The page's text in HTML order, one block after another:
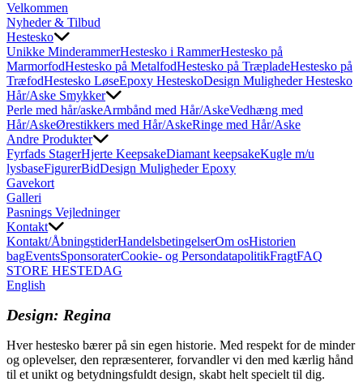
Velkommen
Nyheder & Tilbud
Hestesko
Unikke MinderammerHestesko i RammerHestesko på
MarmorfodHestesko på MetalfodHestesko på TræpladeHestesko på
TræfodHestesko LøseEpoxy HesteskoDesign Muligheder Hestesko
Hår/Aske Smykker
Perle med hår/askeArmbånd med Hår/AskeVedhæng med
Hår/AskeØrestikkers med Hår/AskeRinge med Hår/Aske
Andre Produkter
Fyrfads StagerHjerte KeepsakeDiamant keepsakeKugle m/u
lysbaseFigurerBidDesign Muligheder Epoxy
Gavekort
Galleri
Pasnings Vejledninger
Kontakt
Kontakt/ÅbningstiderHandelsbetingelserOm osHistorien
bagEventsSponsoraterCookie- og PersondatapolitikFragtFAQ
STORE HESTEDAG
English
Design: Regina
Hver hestesko bærer på sin egen historie. Med respekt for de minder
og oplevelser, den repræsenterer, forvandler vi den med kærlig hånd
til et unikt og betydningsfuldt design, skabt helt specielt til dig.